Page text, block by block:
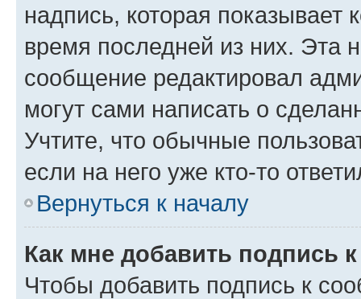
надпись, которая показывает
время последней из них. Эта
сообщение редактировал
могут сами написать о
Учтите, что обычные
если на него уже кто-то
Вернуться к началу
Как мне добавить подпись
Чтобы добавить подпись к